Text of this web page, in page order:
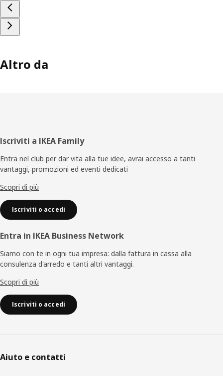
Altro da
Piè
di
pagina
Iscriviti a IKEA Family
Entra nel club per dar vita alla tue idee, avrai accesso a tanti
vantaggi, promozioni ed eventi dedicati
Scopri di più
Iscriviti o accedi
Entra in IKEA Business Network
Siamo con te in ogni tua impresa: dalla fattura in cassa alla
consulenza d'arredo e tanti altri vantaggi.
Scopri di più
Iscriviti o accedi
Aiuto e contatti